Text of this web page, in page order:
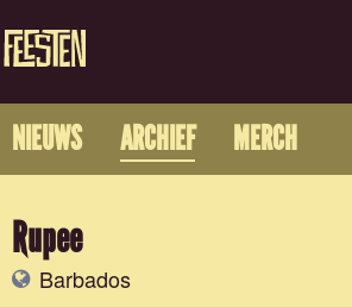
NIEUWS ARCHIEF MERCH
Rupee
Barbados